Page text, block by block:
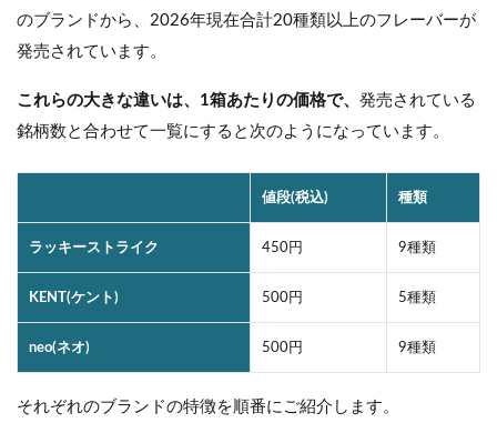
のブランドから、2026年現在合計20種類以上のフレーバーが
発売されています。
これらの大きな違いは、1箱あたりの価格で、 発売されている
銘柄数と合わせて一覧にすると次のようになっています。
値段(税込) 種類
ラッキーストライク 450円 9種類
KENT(ケント) 500円 5種類
neo(ネオ) 500円 9種類
それぞれのブランドの特徴を順番にご紹介します。